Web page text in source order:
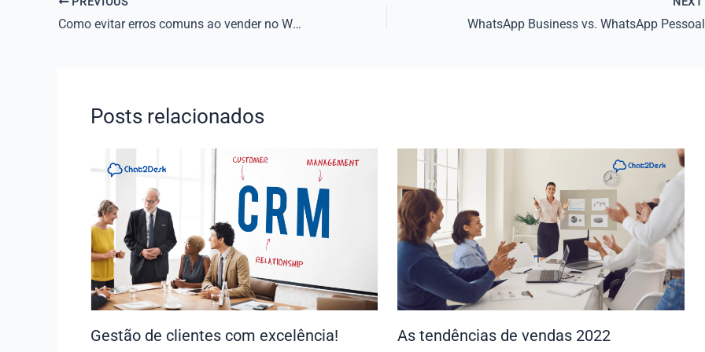
Como evitar erros comuns ao vender no WhatsApp
Posts relacionados
Gestão de clientes com excelência! As tendências de vendas 2022